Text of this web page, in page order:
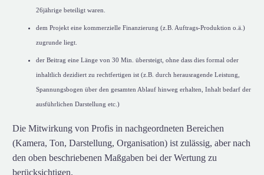
26jährige beteiligt waren.
dem Projekt eine kommerzielle Finanzierung (z.B. Auftrags-Produktion o.ä.)
zugrunde liegt.
der Beitrag eine Länge von 30 Min. übersteigt, ohne dass dies formal oder
inhaltlich dezidiert zu rechtfertigen ist (z.B. durch herausragende Leistung,
Spannungsbogen über den gesamten Ablauf hinweg erhalten, Inhalt bedarf der
ausführlichen Darstellung etc.)
Die Mitwirkung von Profis in nachgeordneten Bereichen
(Kamera, Ton, Darstellung, Organisation) ist zulässig, aber nach
den oben beschriebenen Maßgaben bei der Wertung zu
berücksichtigen.